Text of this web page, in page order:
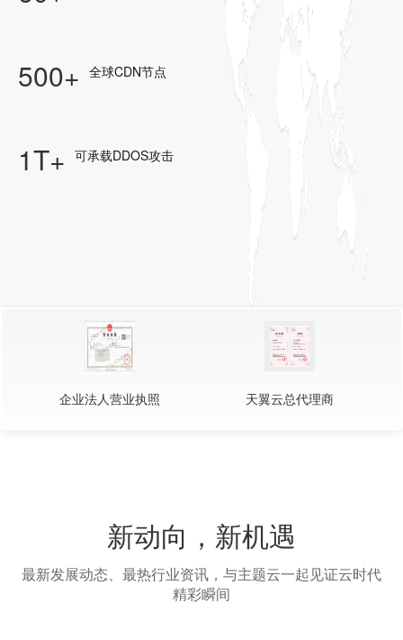
500+ 全球CDN节点
1T+ 可承载DDOS攻击
企业法人营业执照 天翼云总代理商
新动向，新机遇
最新发展动态、最热行业资讯，与主题云一起见证云时代
精彩瞬间